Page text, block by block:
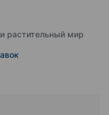
растительный мир